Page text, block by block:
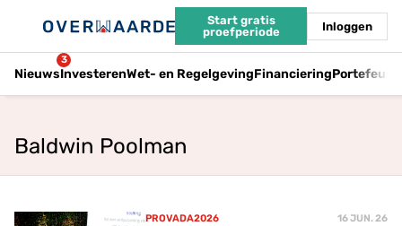
Start gratis
proefperiode
Inloggen
Nieuws
3
InvesterenWet- en RegelgevingFinanciering
Baldwin Poolman
PROVADA2026 16 JUN. 26